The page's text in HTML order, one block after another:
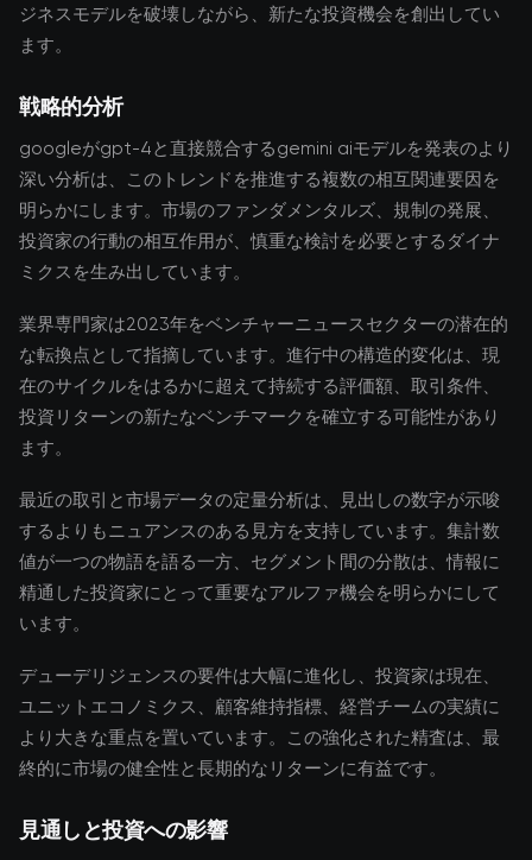
ジネスモデルを破壊しながら、新たな投資機会を創出してい
ます。
戦略的分析
googleがgpt-4と直接競合するgemini aiモデルを発表のより
深い分析は、このトレンドを推進する複数の相互関連要因を
明らかにします。市場のファンダメンタルズ、規制の発展、
投資家の行動の相互作用が、慎重な検討を必要とするダイナ
ミクスを生み出しています。
業界専門家は2023年をベンチャーニュースセクターの潜在的
な転換点として指摘しています。進行中の構造的変化は、現
在のサイクルをはるかに超えて持続する評価額、取引条件、
投資リターンの新たなベンチマークを確立する可能性があり
ます。
最近の取引と市場データの定量分析は、見出しの数字が示唆
するよりもニュアンスのある見方を支持しています。集計数
値が一つの物語を語る一方、セグメント間の分散は、情報に
精通した投資家にとって重要なアルファ機会を明らかにして
います。
デューデリジェンスの要件は大幅に進化し、投資家は現在、
ユニットエコノミクス、顧客維持指標、経営チームの実績に
より大きな重点を置いています。この強化された精査は、最
終的に市場の健全性と長期的なリターンに有益です。
見通しと投資への影響